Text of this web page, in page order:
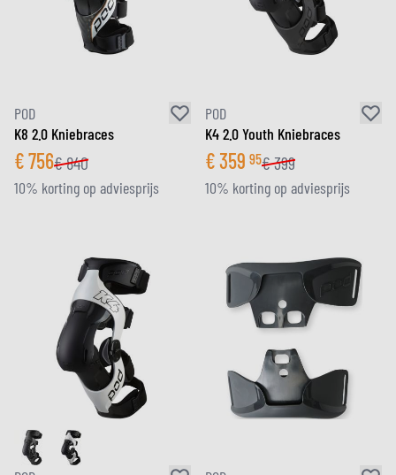
POD
K8 2.0 Kniebraces
€756€840
10% korting op adviesprijs
POD
K4 2.0 Youth Kniebraces
€359 95€399
10% korting op adviesprijs